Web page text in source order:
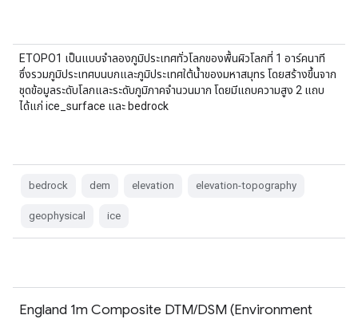
ETOPO1 เป็นแบบจำลองภูมิประเทศทั่วโลกของพื้นผิวโลกที่ 1 อาร์คนาที
ซึ่งรวมภูมิประเทศบนบกและภูมิประเทศใต้น้ำของมหาสมุทร โดยสร้างขึ้นจาก
ชุดข้อมูลระดับโลกและระดับภูมิภาคจำนวนมาก โดยมีแถบความสูง 2 แถบ
ได้แก่ ice_surface และ bedrock
bedrock dem elevation elevation-topography
geophysical ice
England 1m Composite DTM/DSM (Environment